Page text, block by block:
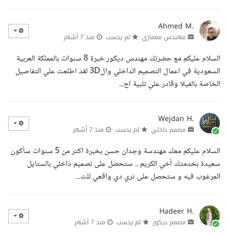
Ahmed M.
مهندس معماري لم يحسب منذ 7 أشهر
السلام عليكم مع حضرتك مهندس ديكور خبرة 8 سنوات بالمملكة العربية
السعودية في اعمال التصميم الداخلي وال3D لقد اطلعت علي التفاصيل
الخاصة بالفيلا وقادر علي تلبية اح...
Wejdan H.
مصمم داخلي لم يحسب منذ 7 أشهر
السلام عليكم معك مهندسة وجدان حسن بخبرة اكتر من 5 سنوات سأكون
سعيدة بخدمتك أخي الكريم .. ستحصل على تصميم داخلي بالستايل
المرغوب فيه و ستحصل على ثري دي واقعي للت...
Hadeer H.
مصمم ديكور لم يحسب منذ 7 أشهر